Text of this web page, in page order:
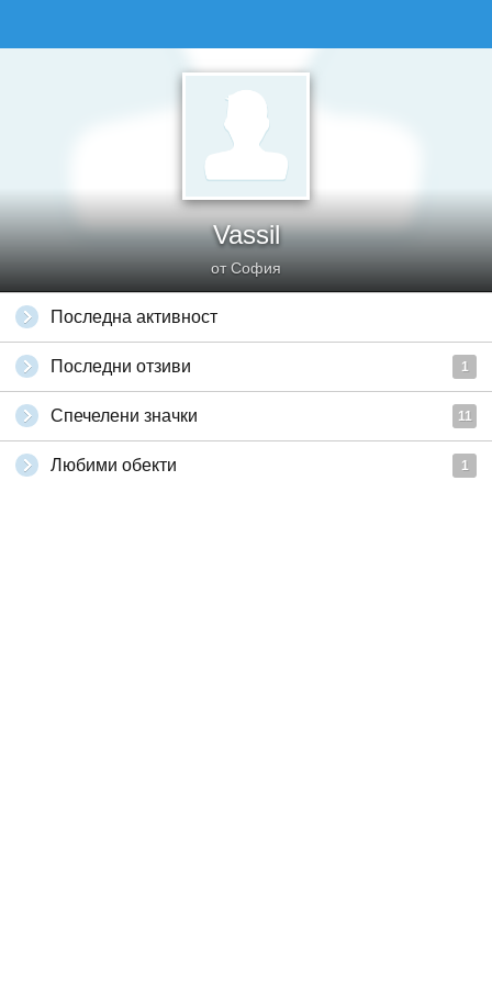
Vassil
от София
Последна активност
Последни отзиви 1
Спечелени значки 11
Любими обекти 1